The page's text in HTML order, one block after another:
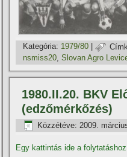
Kategória: 1979/80 |
nsmiss20 ,Slovan Agro
1980.II.20. BKV
(edzőmérkőzés)
Közzétéve: 2009.
Egy kattintás ide a